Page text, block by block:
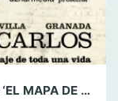
PROYECCIÓN DEL LARGOMETRAJE ‘EL MAPA DE CARLOS’, EN LAS JORNADAS CULTURALES ANDALUZAS DE LOS BARRIOS